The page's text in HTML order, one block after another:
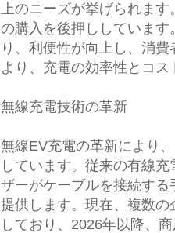
上のニーズが挙げられま
の購入を後押ししていま
り、利便性が向上し、消
より、充電の効率性とコ
無線充電技術の革新
無線EV充電の革新により
しています。従来の有線
ザーがケーブルを接続す
提供します。現在、複数
しており、2026年以降、